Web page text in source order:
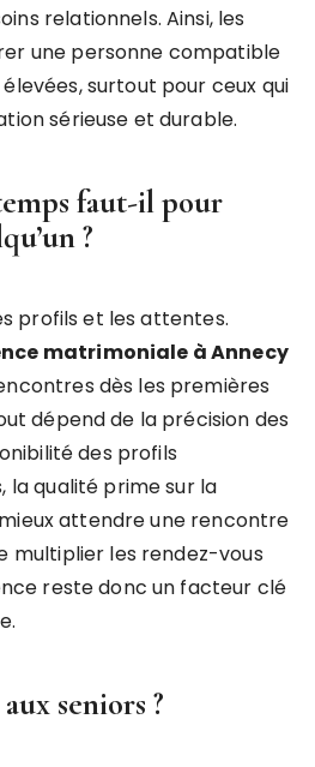
relationnels. Ainsi, les
une personne compatible
surtout pour ceux qui
sérieuse et durable.
faut-il pour
?
profils et les attentes.
matrimoniale à Annecy
dès les premières
dépend de la précision des
des profils
la qualité prime sur la
attendre une rencontre
multiplier les rendez-vous
reste donc un facteur clé
seniors ?